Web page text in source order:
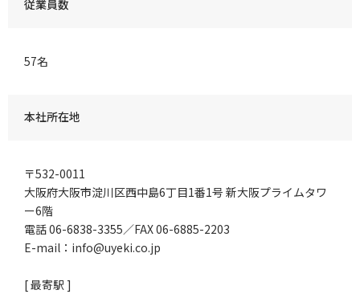
従業員数
57名
本社所在地
〒532-0011
大阪府大阪市淀川区西中島6丁目1番1号 新大阪プライムタワ
ー6階
電話 06-6838-3355／FAX 06-6885-2203
E-mail：info@uyeki.co.jp
[ 最寄駅 ]